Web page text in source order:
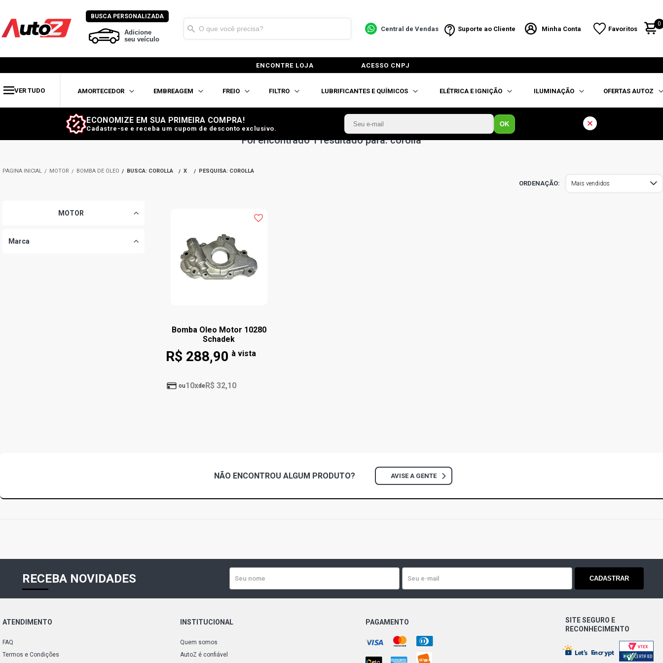
BUSCA PERSONALIZADA
Adicione
seu veículo
Central de Vendas Suporte ao Cliente Minha Conta Favoritos
0
ENCONTRE LOJA ACESSO CNPJ
VER TUDO AMORTECEDOR EMBREAGEM FREIO FILTRO LUBRIFICANTES E QUÍMICOS ELÉTRICA E IGNIÇÃO ILUMINAÇÃO OFERTAS AUTOZ
ECONOMIZE EM SUA PRIMEIRA COMPRA!
Cadastre-se e receba um cupom de desconto exclusivo.
OK
Foi encontrado 1 resultado para: corolla
MOTOR BOMBA DE ÓLEO BUSCA: COROLLA X PESQUISA: COROLLA
MOTOR
Marca
Mais vendidos
Bomba Oleo Motor 10280
Schadek
R$ 288,90 à vista
ou10xdeR$ 32,10
NÃO ENCONTROU ALGUM PRODUTO? AVISE A GENTE
RECEBA NOVIDADES CADASTRAR
ATENDIMENTO
FAQ
Termos e Condições
INSTITUCIONAL
Quem somos
AutoZ é confiável
PAGAMENTO
SITE SEGURO E
RECONHECIMENTO